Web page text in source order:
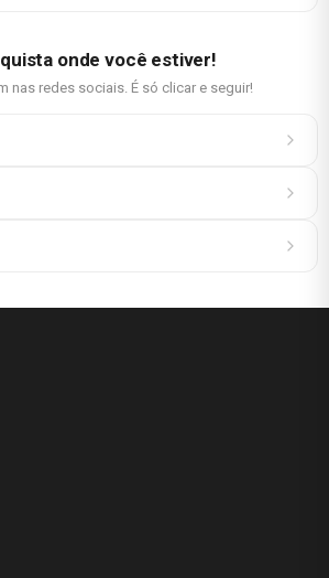
onde você estiver!
nas redes sociais. É só clicar e seguir!